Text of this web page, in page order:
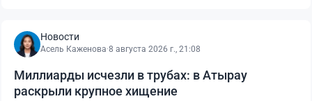
Новости
Асель Каженова·8 августа 2026 г., 21:08
Миллиарды исчезли в трубах: в Атырау
раскрыли крупное хищение